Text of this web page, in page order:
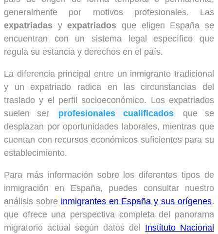
generalmente por motivos profesionales. Las
expatriadas yexpatriados que eligen España se
encuentran con un sistema legal específico que
regula su estancia y derechos en el país.
La diferencia principal entre un inmigrante tradicional
y un expatriado radica en las circunstancias del
traslado y el perfil socioeconómico. Los expatriados
suelen ser
profesionales cualificados
que se
desplazan por oportunidades laborales, mientras que
cuentan con recursos económicos suficientes para su
establecimiento.
Para más información sobre los diferentes tipos de
inmigración en España, puedes consultar nuestro
análisis sobre inmigrantes en España y sus orígenes,
que ofrece una perspectiva completa del panorama
migratorio actual según datos del Instituto Nacional